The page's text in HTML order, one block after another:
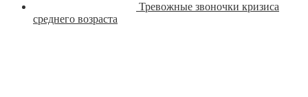
Тревожные звоночки кризиса
среднего возраста